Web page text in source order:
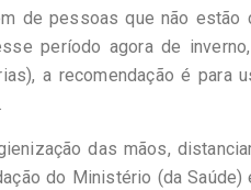
de pessoas que não estão
período agora de
a recomendação é para
das mãos,
do Ministério (da Saúde)